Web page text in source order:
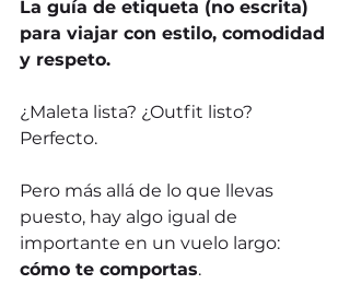
La guía de etiqueta (no escrita)
para viajar con estilo, comodidad
y respeto.
¿Maleta lista? ¿Outfit listo?
Perfecto.
Pero más allá de lo que llevas
puesto, hay algo igual de
importante en un vuelo largo:
cómo te comportas.